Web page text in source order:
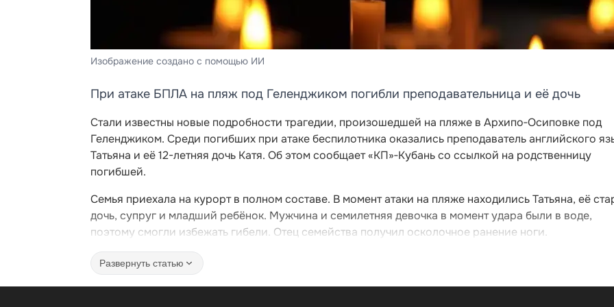
Изображение создано с помощью ИИ
При атаке БПЛА на пляж под Геленджиком погибли преподавательница и её дочь
Стали известны новые подробности трагедии, произошедшей на пляже в Архипо‑Осиповке под
Геленджиком. Среди погибших при атаке беспилотника оказались преподаватель английского
Татьяна и её 12-летняя дочь Катя. Об этом сообщает «КП»‑Кубань со ссылкой на родственницу
погибшей.
Семья приехала на курорт в полном составе. В момент атаки на пляже находились Татьяна, её
дочь, супруг и младший ребёнок. Мужчина и семилетняя девочка в момент удара были в воде,
поэтому смогли избежать гибели. Отец семейства получил осколочное ранение ноги.
Развернуть статью